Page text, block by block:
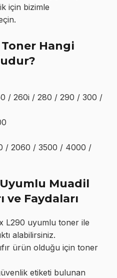
için bizimle
Hangi
/ 260i / 280 / 290 / 300 /
/ 2060 / 3500 / 4000 /
Muadil
ve Faydaları
L290 uyumlu toner ile
alabilirsiniz.
ürün olduğu için toner
etiketi bulunan